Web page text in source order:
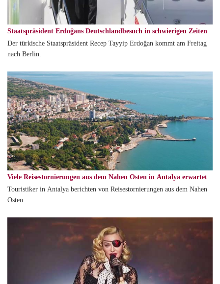
Staatspräsident Erdoğans Deutschlandbesuch in schwierigen Zeiten
Der türkische Staatspräsident Recep Tayyip Erdoğan kommt am Freitag
nach Berlin.
Viele Reisestornierungen aus dem Nahen Osten in Antalya erwartet
Touristiker in Antalya berichten von Reisestornierungen aus dem Nahen
Osten